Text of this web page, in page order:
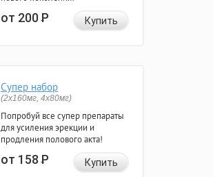
от 200Р Купить
Супер набор
(2х160мг, 4х80мг)
Попробуй все супер препараты
для усиления эрекции и
продления полового акта!
от 158Р Купить